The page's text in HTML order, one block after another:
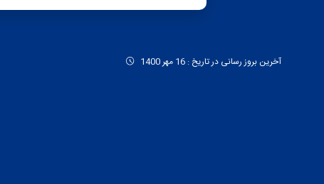
آخرین بروز رسانی در تاریخ : 16 مهر 1400